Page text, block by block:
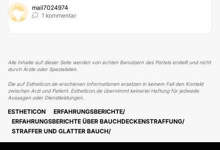
mail7024974
1 kommentar
Alle Inhalte auf dieser Seite werden von echten Benutzern des Portals erstellt und nicht
durch Ärzte oder Spezialisten.
Die auf Estheticon.de erschienen Informationen ersetzen in keinem Fall den Kontakt
zwischen Arzt und Patient. Estheticon.de übernimmt keinerlei Haftung für jedwede
Aussagen oder Dienstleistungen.
ESTHETICON
ERFAHRUNGSBERICHTE
ERFAHRUNGSBERICHTE ÜBER BAUCHDECKENSTRAFFUNG
STRAFFER UND GLATTER BAUCH